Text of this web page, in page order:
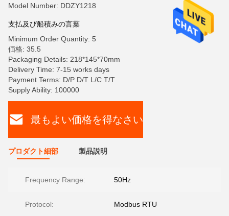
Model Number: DDZY1218
支払及び船積みの言葉
Minimum Order Quantity: 5
価格: 35.5
Packaging Details: 218*145*70mm
Delivery Time: 7-15 works days
Payment Terms: D/P D/T L/C T/T
Supply Ability: 100000
最もよい価格を得なさい
プロダクト細部 製品説明
Frequency Range: 50Hz
Protocol: Modbus RTU